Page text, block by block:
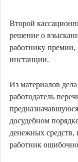
Второй
решение о
работнику премии,
инстанции.
Из материалов
работодатель
досудебном
денежных средств,
работник